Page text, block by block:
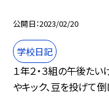
公開日 2023/02/20
学校日記
１年２・３組の午後た
やキック、豆を投げて倒